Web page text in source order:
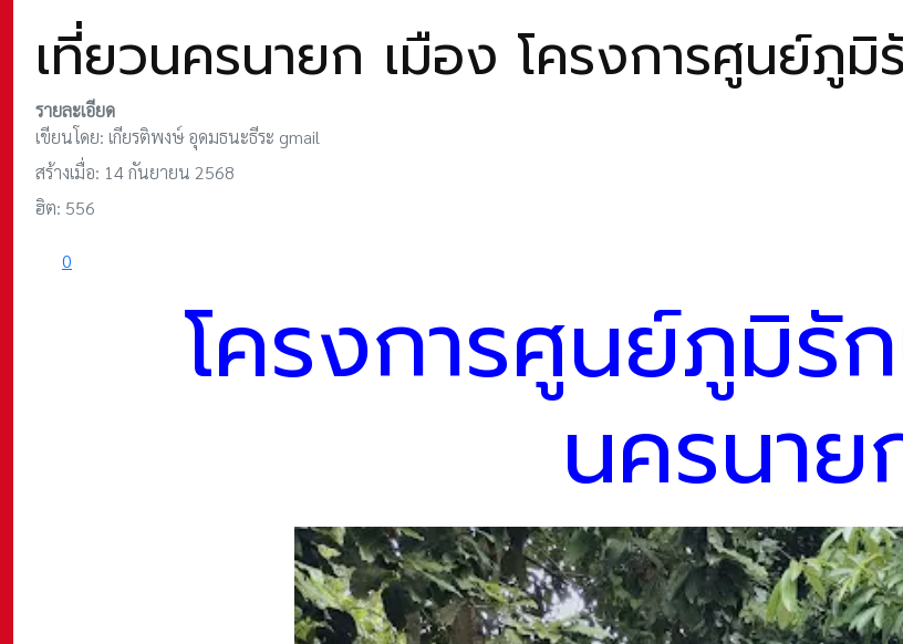
เที่ยวนครนายก เมือง โครงการศูนย์ภูมิ
รายละเอียด
เขียนโดย: เกียรติพงษ์ อุดมธนะธีระ gmail
สร้างเมื่อ: 14 กันยายน 2568
ฮิต: 556
0
โครงการศูนย์ภูมิรั
นครนาย